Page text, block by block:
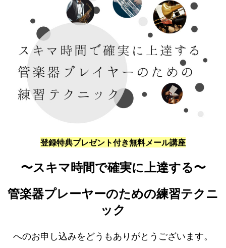
登録特典プレゼント付き無料メール講座
〜スキマ時間で確実に上達する〜
管楽器プレーヤーのための練習テクニ
ック
へのお申し込みをどうもありがとうございます。